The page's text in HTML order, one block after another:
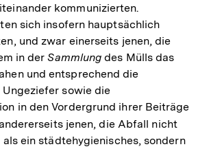
kommunizierten.
sich insofern hauptsächlich
und zwar einerseits jenen, die
in derSammlung des Mülls das
und entsprechend die
sowie die
in den Vordergrund ihrer Beiträge
jenen, die Abfall nicht
ein städtehygienisches, sondern